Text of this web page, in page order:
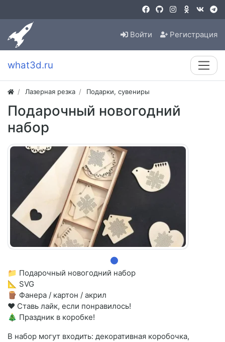
Войти Регистрация
what3d.ru
Лазерная резка Подарки, сувениры
Подарочный новогодний
набор
📁 Подарочный новогодний набор
📐 SVG
🪵 Фанера / картон / акрил
❤️ Ставь лайк, если понравилось!
🎄 Праздник в коробке!
В набор могут входить: декоративная коробочка,